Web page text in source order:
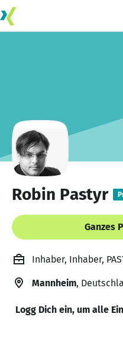
Robin Pastyr
Ganzes
Inhaber, Inhaber,
Mannheim,
Logg Dich ein, um alle